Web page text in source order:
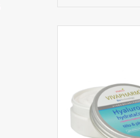
geschikt voor alle
IN